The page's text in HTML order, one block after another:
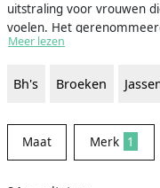
uitstraling voor vrouwen
voelen. Het
zijn hoogwaardige
zelfvertrouwen te
een onweerstaanbare
stijlen en mogelijkheden
te stellen.
Meer lezen
Bh's Broeken
Maat Merk 1